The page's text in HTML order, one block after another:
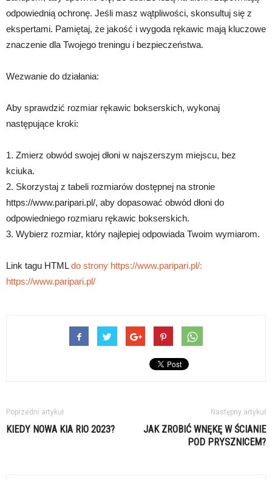
odpowiednią ochronę. Jeśli masz wątpliwości, skonsultuj się z
ekspertami. Pamiętaj, że jakość i wygoda rękawic mają kluczowe
znaczenie dla Twojego treningu i bezpieczeństwa.
Wezwanie do działania:
Aby sprawdzić rozmiar rękawic bokserskich, wykonaj
następujące kroki:
1. Zmierz obwód swojej dłoni w najszerszym miejscu, bez
kciuka.
2. Skorzystaj z tabeli rozmiarów dostępnej na stronie
https://www.paripari.pl/, aby dopasować obwód dłoni do
odpowiedniego rozmiaru rękawic bokserskich.
3. Wybierz rozmiar, który najlepiej odpowiada Twoim wymiarom.
Link tagu HTMLdo strony https://www.paripari.pl/:
https://www.paripari.pl/
Poprzedni artykuł
KIEDY NOWA KIA RIO 2023?
Następny artykuł
JAK ZROBIĆ WNĘKĘ W ŚCIANIE
POD PRYSZNICEM?